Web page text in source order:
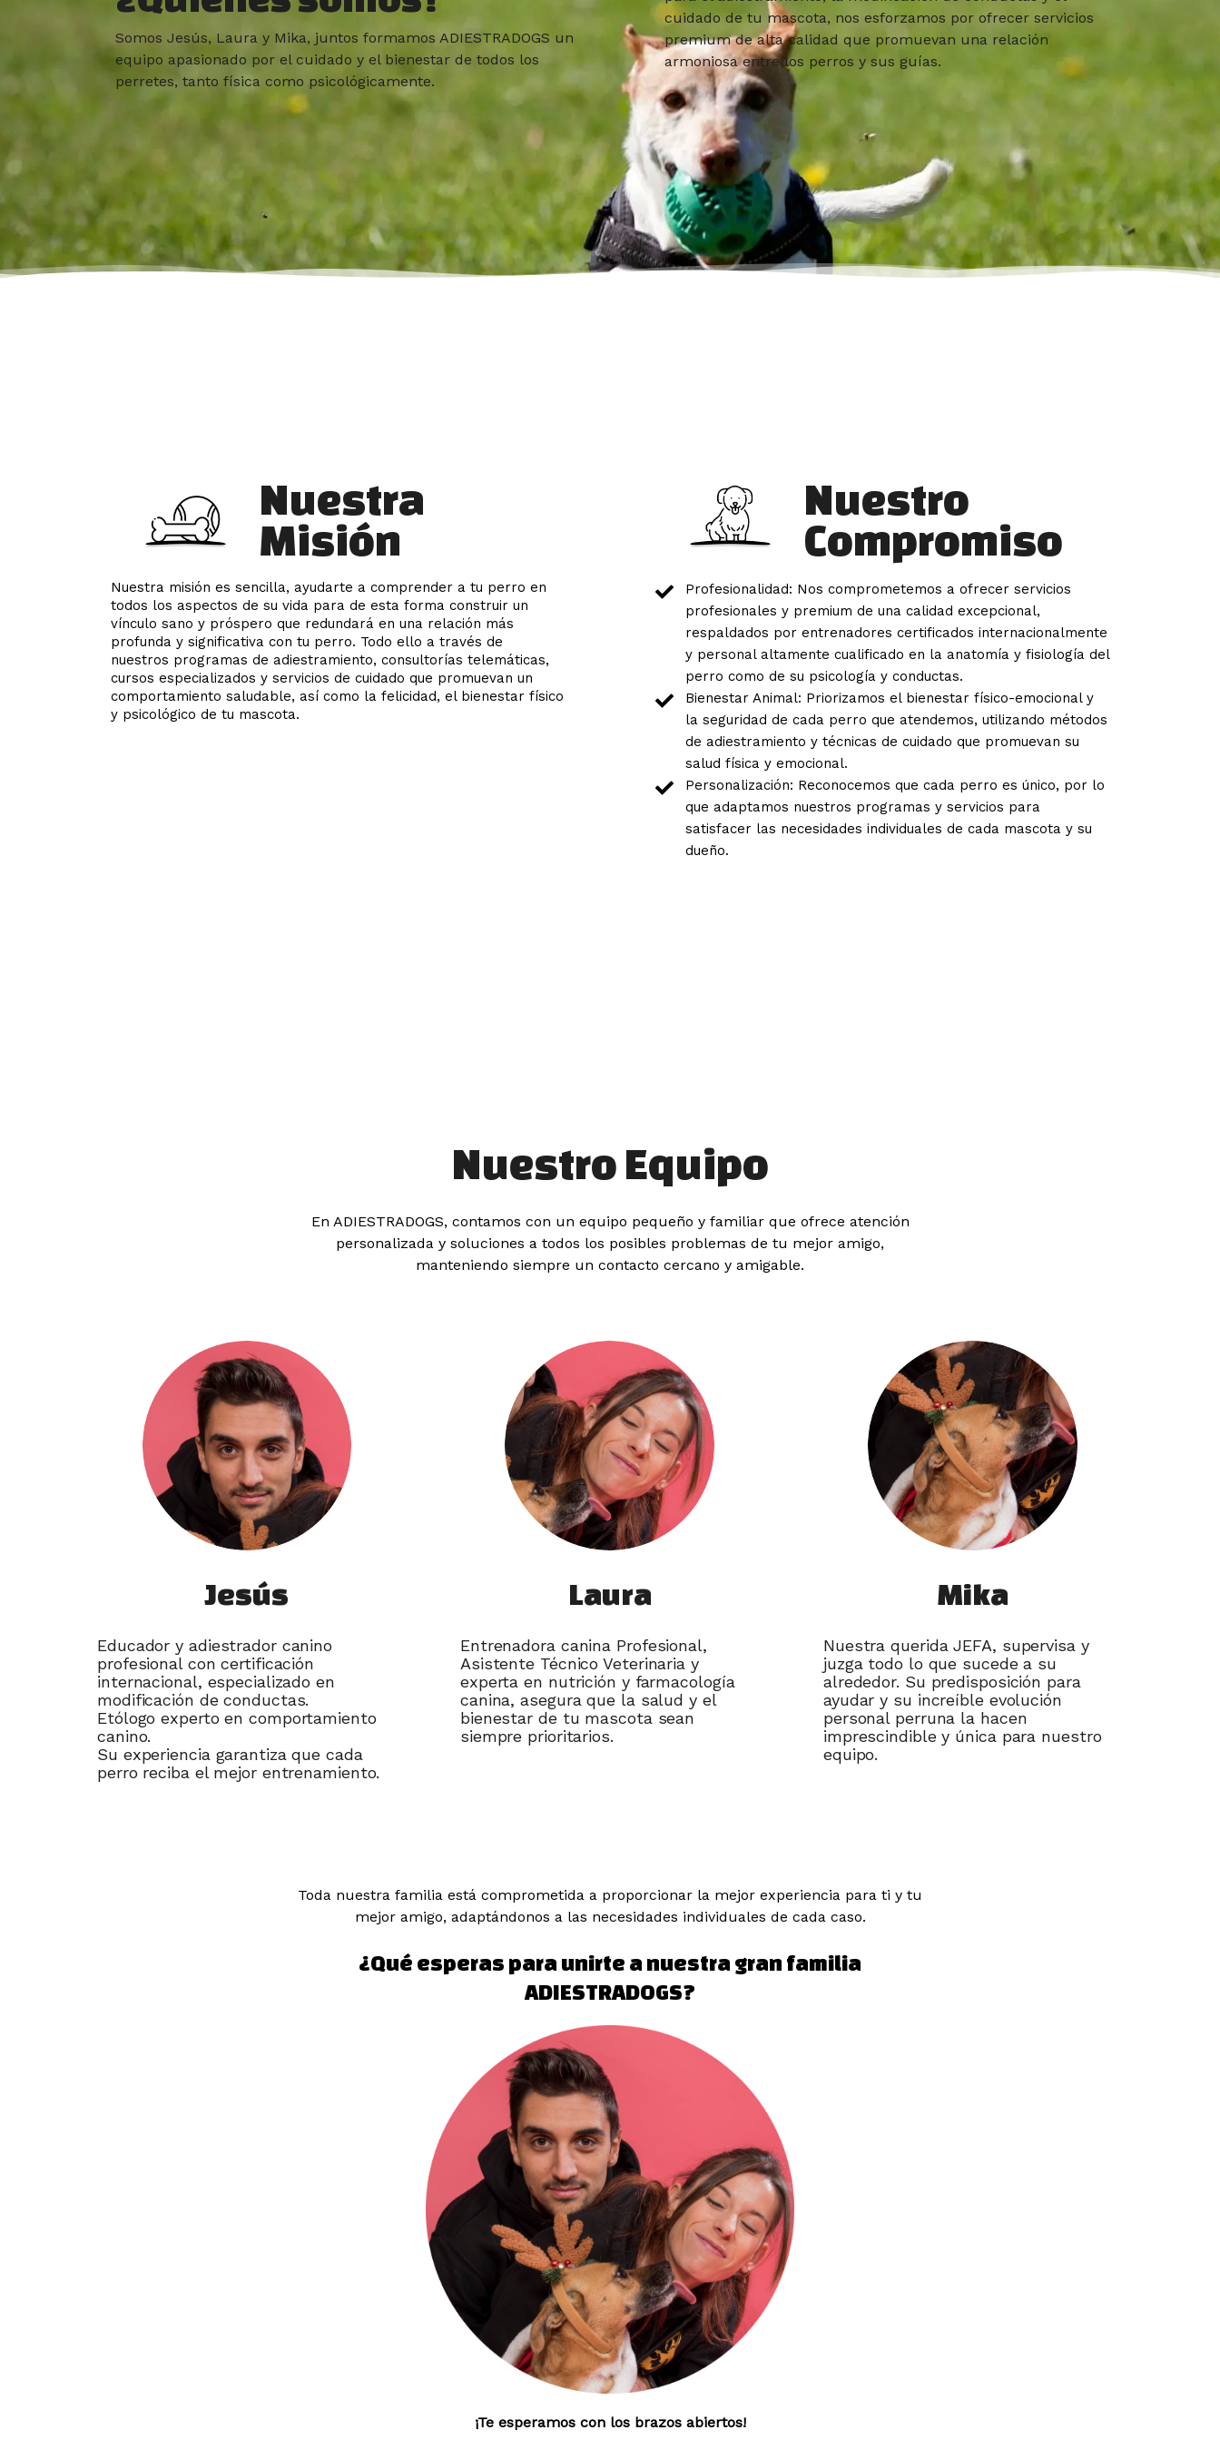
Somos Jesús, Laura y Mika, juntos formamos ADIESTRADOGS un
equipo apasionado por el cuidado y el bienestar de todos los
perretes, tanto física como psicológicamente.
cuidado de tu mascota, nos esforzamos por ofrecer servicios
premium de alta calidad que promuevan una relación
armoniosa entre los perros y sus guías.
Nuestra
Misión
Nuestra misión es sencilla, ayudarte a comprender a tu perro en
todos los aspectos de su vida para de esta forma construir un
vínculo sano y próspero que redundará en una relación más
profunda y significativa con tu perro. Todo ello a través de
nuestros programas de adiestramiento, consultorías telemáticas,
cursos especializados y servicios de cuidado que promuevan un
comportamiento saludable, así como la felicidad, el bienestar físico
y psicológico de tu mascota.
Nuestro
Compromiso
Profesionalidad: Nos comprometemos a ofrecer servicios
profesionales y premium de una calidad excepcional,
respaldados por entrenadores certificados internacionalmente
y personal altamente cualificado en la anatomía y fisiología del
perro como de su psicología y conductas.
Bienestar Animal: Priorizamos el bienestar físico-emocional y
la seguridad de cada perro que atendemos, utilizando métodos
de adiestramiento y técnicas de cuidado que promuevan su
salud física y emocional.
Personalización: Reconocemos que cada perro es único, por lo
que adaptamos nuestros programas y servicios para
satisfacer las necesidades individuales de cada mascota y su
dueño.
Nuestro Equipo
En ADIESTRADOGS, contamos con un equipo pequeño y familiar que ofrece atención
personalizada y soluciones a todos los posibles problemas de tu mejor amigo,
manteniendo siempre un contacto cercano y amigable.
Jesús
Educador y adiestrador canino
profesional con certificación
internacional, especializado en
modificación de conductas.
Etólogo experto en comportamiento
canino.
Su experiencia garantiza que cada
perro reciba el mejor entrenamiento.
Laura
Entrenadora canina Profesional,
Asistente Técnico Veterinaria y
experta en nutrición y farmacología
canina, asegura que la salud y el
bienestar de tu mascota sean
siempre prioritarios.
Mika
Nuestra querida JEFA, supervisa y
juzga todo lo que sucede a su
alrededor. Su predisposición para
ayudar y su increíble evolución
personal perruna la hacen
imprescindible y única para nuestro
equipo.
Toda nuestra familia está comprometida a proporcionar la mejor experiencia para ti y tu
mejor amigo, adaptándonos a las necesidades individuales de cada caso.
¿Qué esperas para unirte a nuestra gran familia
ADIESTRADOGS?
¡Te esperamos con los brazos abiertos!